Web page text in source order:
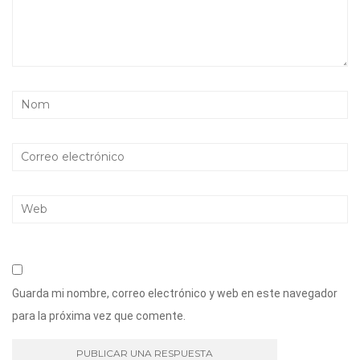
Guarda mi nombre, correo electrónico y web en este navegador
para la próxima vez que comente.